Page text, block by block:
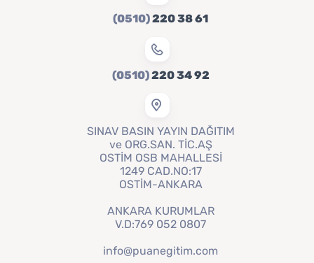
(0510)220 38 61
(0510)220 34 92
SINAV BASIN YAYIN DAĞITIM
ve ORG.SAN. TİC.AŞ
OSTİM OSB MAHALLESİ
1249 CAD.NO:17
OSTİM-ANKARA
ANKARA KURUMLAR
V.D:769 052 0807
info@puanegitim.com